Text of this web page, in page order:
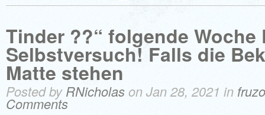
Tinder ??“ folgende Woche
Selbstversuch! Falls die
Matte stehen
Posted byRNicholason Jan 28, 2021 in
Comments